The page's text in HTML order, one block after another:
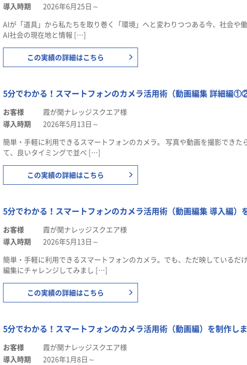
導入時期
2026年6月25日～
AIが「道具」から私たちを取り巻く「環境」へと変わりつつある今、社会や
AI社会の現在地と情報 […]
この実績の詳細はこちら
5分でわかる！スマートフォンのカメラ活用術（動画編集 詳細編
お客様
霞が関ナレッジスクエア様
導入時期
2026年5月13日～
簡単・手軽に利用できるスマートフォンのカメラ。 写真や動画を撮影でき
て、良いタイミングで並べ […]
この実績の詳細はこちら
5分でわかる！スマートフォンのカメラ活用術（動画編集 導入編）
お客様
霞が関ナレッジスクエア様
導入時期
2026年5月13日～
簡単・手軽に利用できるスマートフォンのカメラ。でも、ただ映している
編集にチャレンジしてみまし […]
この実績の詳細はこちら
5分でわかる！スマートフォンのカメラ活用術（動画編）を制作し
お客様
霞が関ナレッジスクエア様
導入時期
2026年1月8日～